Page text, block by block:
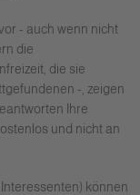
- auch wenn nicht
die
die sie
-, zeigen
Ihre
und nicht an
können